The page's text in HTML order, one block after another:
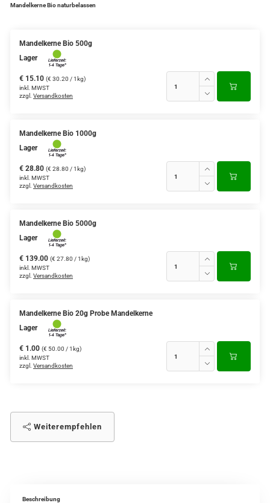
Mandelkerne Bio naturbelassen
Mandelkerne Bio 500g
Lager
€ 15.10 (€ 30.20 / 1kg)
inkl. MWST
zzgl. Versandkosten
Mandelkerne Bio 1000g
Lager
€ 28.80 (€ 28.80 / 1kg)
inkl. MWST
zzgl. Versandkosten
Mandelkerne Bio 5000g
Lager
€ 139.00 (€ 27.80 / 1kg)
inkl. MWST
zzgl. Versandkosten
Mandelkerne Bio 20g Probe Mandelkerne
Lager
€ 1.00 (€ 50.00 / 1kg)
inkl. MWST
zzgl. Versandkosten
Weiterempfehlen
Beschreibung